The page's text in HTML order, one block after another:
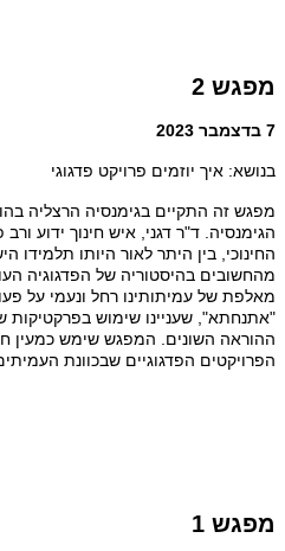
מפגש 2
7 בדצמבר 2023
בנושא: איך יוזמים פרויקט פדגוגי
מפגש זה התקיים בגימנסיה הרצליה
הגימנסיה. ד"ר דגני, איש חינוך ידוע
החינוכי, בין היתר לאור היותו תלמידו
מהחשובים בהיסטוריה של הפדגוגיה
מאלפת של עמיתותינו רחל ונעמי על
"אתנחתא", שעניינו שימוש
ההוראה השונים. המפגש שימש כמעין
הפרויקטים הפדגוגיים שבכוונת העמיתים
מפגש 1